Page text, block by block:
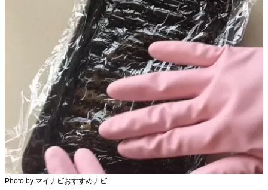
Photo by マイナビおすすめナビ